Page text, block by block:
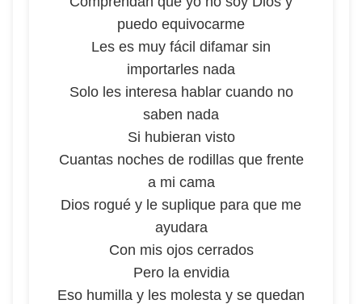
puedo equivocarme
Les es muy fácil difamar sin
importarles nada
Solo les interesa hablar cuando no
saben nada
Si hubieran visto
Cuantas noches de rodillas que frente
a mi cama
Dios rogué y le suplique para que me
ayudara
Con mis ojos cerrados
Pero la envidia
Eso humilla y les molesta y se quedan